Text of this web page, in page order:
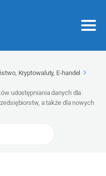
Kryptowaluty, E-handel
udostępniania danych dla
a także dla nowych